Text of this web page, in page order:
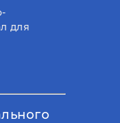
для